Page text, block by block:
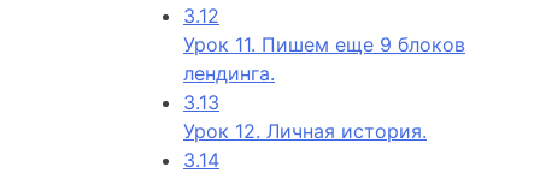
3.12
Урок 11. Пишем еще 9 блоков
лендинга.
3.13
Урок 12. Личная история.
3.14